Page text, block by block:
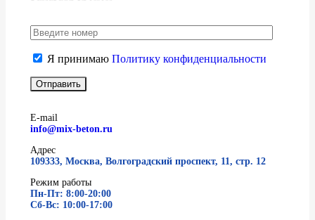
Я принимаю Политику конфиденциальности
E-mail
info@mix-beton.ru
Адрес
109333, Москва, Волгоградский проспект, 11, стр. 12
Режим работы
Пн-Пт: 8:00-20:00
Сб-Вс: 10:00-17:00